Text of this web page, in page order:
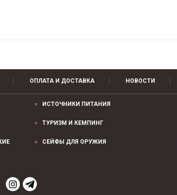
ОПЛАТА И ДОСТАВКА НОВОСТИ
ИСТОЧНИКИ ПИТАНИЯ
ТУРИЗМ И КЕМПИНГ
СЕЙФЫ ДЛЯ ОРУЖИЯ